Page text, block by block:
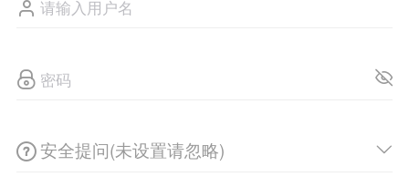
安全提问(未设置请忽略)